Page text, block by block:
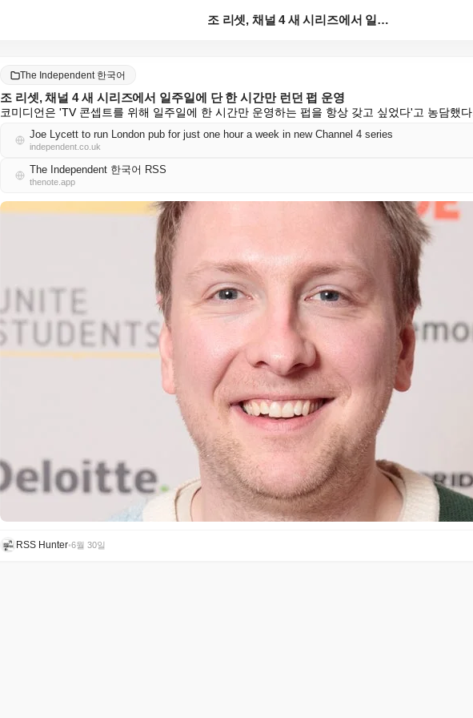
조 리셋, 채널 4 새 시리즈에서 일주일에 단 한 시간...
The Independent 한국어
조 리셋, 채널 4 새 시리즈에서 일주일에 단 한 시간만 런던 펍 운영
코미디언은 'TV 콘셉트를 위해 일주일에 한 시간만 운영하는 펍을 항상 갖고 싶었다'고 농담했다.
Joe Lycett to run London pub for just one hour a week in new Channel 4 series
independent.co.uk
The Independent 한국어 RSS
thenote.app
RSS Hunter•6월 30일